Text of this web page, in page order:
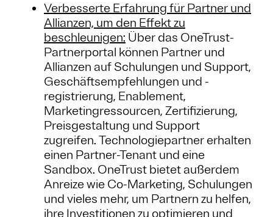
Verbesserte Erfahrung für Partner und
Allianzen, um den Effekt zu
beschleunigen: Über das OneTrust-
Partnerportal können Partner und
Allianzen auf Schulungen und Support,
Geschäftsempfehlungen und -
registrierung, Enablement,
Marketingressourcen, Zertifizierung,
Preisgestaltung und Support
zugreifen. Technologiepartner erhalten
einen Partner-Tenant und eine
Sandbox. OneTrust bietet außerdem
Anreize wie Co-Marketing, Schulungen
und vieles mehr, um Partnern zu helfen,
ihre Investitionen zu optimieren und